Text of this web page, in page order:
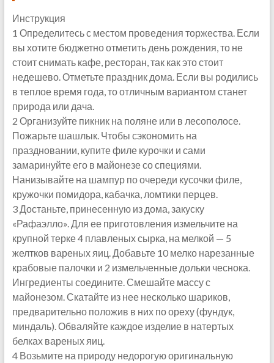
Инструкция
1 Определитесь с местом проведения торжества. Если
вы хотите бюджетно отметить день рождения, то не
стоит снимать кафе, ресторан, так как это стоит
недешево. Отметьте праздник дома. Если вы родились
в теплое время года, то отличным вариантом станет
природа или дача.
2 Организуйте пикник на поляне или в лесополосе.
Пожарьте шашлык. Чтобы сэкономить на
праздновании, купите филе курочки и сами
замаринуйте его в майонезе со специями.
Нанизывайте на шампур по очереди кусочки филе,
кружочки помидора, кабачка, ломтики перцев.
3 Достаньте, принесенную из дома, закуску
«Рафаэлло». Для ее приготовления измельчите на
крупной терке 4 плавленых сырка, на мелкой — 5
желтков вареных яиц. Добавьте 10 мелко нарезанные
крабовые палочки и 2 измельченные дольки чеснока.
Ингредиенты соедините. Смешайте массу с
майонезом. Скатайте из нее несколько шариков,
предварительно положив в них по ореху (фундук,
миндаль). Обваляйте каждое изделие в натертых
белках вареных яиц.
4 Возьмите на природу недорогую оригинальную